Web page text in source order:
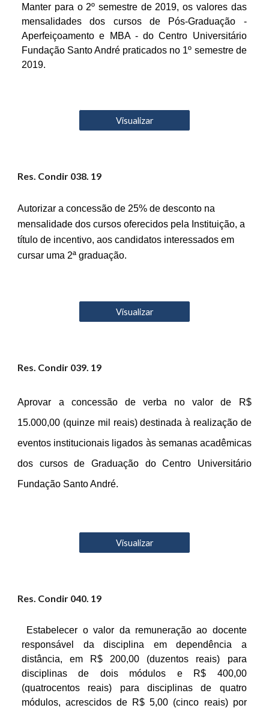
Manter para o 2º semestre de 2019, os valores das
mensalidades dos cursos de Pós-Graduação -
Aperfeiçoamento e MBA - do Centro Universitário
Fundação Santo André praticados no 1º semestre de
2019.
Visualizar
Res. Condir 038. 19
Autorizar a concessão de 25% de desconto na
mensalidade dos cursos oferecidos pela Instituição, a
título de incentivo, aos candidatos interessados em
cursar uma 2ª graduação.
Visualizar
Res. Condir 039. 19
Aprovar a concessão de verba no valor de R$
15.000,00 (quinze mil reais) destinada à realização de
eventos institucionais ligados às semanas acadêmicas
dos cursos de Graduação do Centro Universitário
Fundação Santo André.
Visualizar
Res. Condir 040. 19
Estabelecer o valor da remuneração ao docente
responsável da disciplina em dependência a
distância, em R$ 200,00 (duzentos reais) para
disciplinas de dois módulos e R$ 400,00
(quatrocentos reais) para disciplinas de quatro
módulos, acrescidos de R$ 5,00 (cinco reais) por